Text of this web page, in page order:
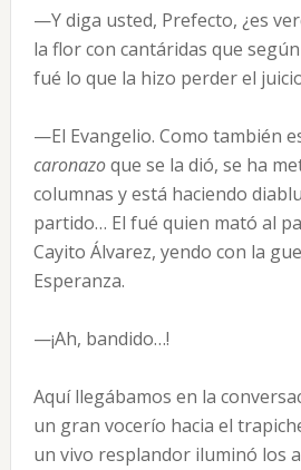
—Y diga usted, Prefecto, ¿es
la flor con cantáridas que
fué lo que la hizo perder el
—El Evangelio. Como también
caronazoque se la dió, se ha
columnas y está haciendo
partido… El fué quien mató al
Cayito Álvarez, yendo con la
Esperanza.
—¡Ah, bandido…!
Aquí llegábamos en la
un gran vocerío hacia el
un vivo resplandor iluminó los